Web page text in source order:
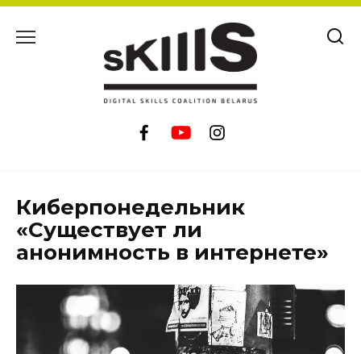
Киберпонедельник
«Существует ли
анонимность в интернете»